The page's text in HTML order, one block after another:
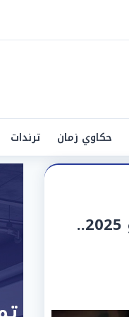
حكاوي زمان ترندات
أسعار الدولار والعملات الأجنبية اليوم الأحد 13 يوليو 2025..